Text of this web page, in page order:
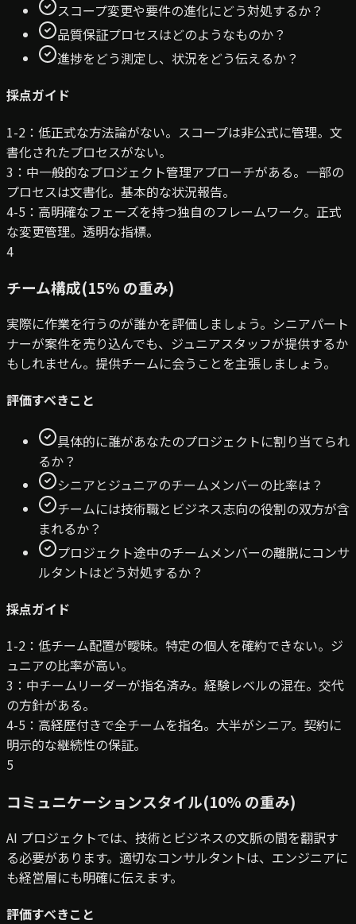
スコープ変更や要件の進化にどう対処するか？
品質保証プロセスはどのようなものか？
進捗をどう測定し、状況をどう伝えるか？
採点ガイド
1-2：低正式な方法論がない。スコープは非公式に管理。文
書化されたプロセスがない。
3：中一般的なプロジェクト管理アプローチがある。一部の
プロセスは文書化。基本的な状況報告。
4-5：高明確なフェーズを持つ独自のフレームワーク。正式
な変更管理。透明な指標。
4
チーム構成(15% の重み)
実際に作業を行うのが誰かを評価しましょう。シニアパート
ナーが案件を売り込んでも、ジュニアスタッフが提供するか
もしれません。提供チームに会うことを主張しましょう。
評価すべきこと
具体的に誰があなたのプロジェクトに割り当てられ
るか？
シニアとジュニアのチームメンバーの比率は？
チームには技術職とビジネス志向の役割の双方が含
まれるか？
プロジェクト途中のチームメンバーの離脱にコンサ
ルタントはどう対処するか？
採点ガイド
1-2：低チーム配置が曖昧。特定の個人を確約できない。ジ
ュニアの比率が高い。
3：中チームリーダーが指名済み。経験レベルの混在。交代
の方針がある。
4-5：高経歴付きで全チームを指名。大半がシニア。契約に
明示的な継続性の保証。
5
コミュニケーションスタイル(10% の重み)
AI プロジェクトでは、技術とビジネスの文脈の間を翻訳す
る必要があります。適切なコンサルタントは、エンジニアに
も経営層にも明確に伝えます。
評価すべきこと